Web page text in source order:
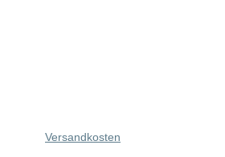
Versandkosten